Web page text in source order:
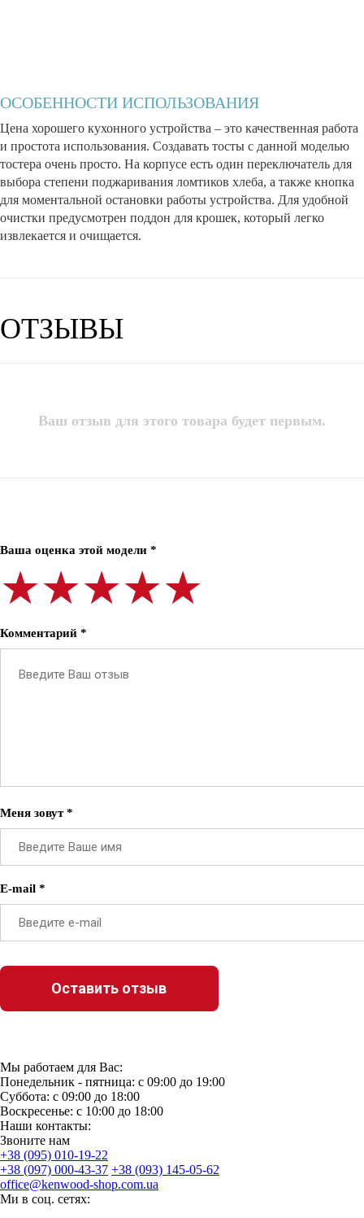
ОСОБЕННОСТИ ИСПОЛЬЗОВАНИЯ
Цена хорошего кухонного устройства – это качественная работа
и простота использования. Создавать тосты с данной моделью
тостера очень просто. На корпусе есть один переключатель для
выбора степени поджаривания ломтиков хлеба, а также кнопка
для моментальной остановки работы устройства. Для удобной
очистки предусмотрен поддон для крошек, который легко
извлекается и очищается.
ОТЗЫВЫ
Ваш отзыв для этого товара будет первым.
Ваша оценка этой модели *
★★★★★
★★★★★
★★★★★
Комментарий *
Меня зовут *
E-mail *
Мы работаем для Вас:
Понедельник - пятница: с 09:00 до 19:00
Суббота: с 09:00 до 18:00
Воскресенье: с 10:00 до 18:00
Наши контакты:
Звоните нам
+38 (095) 010-19-22
+38 (097) 000-43-37 +38 (093) 145-05-62
office@kenwood-shop.com.ua
Ми в соц. сетях: